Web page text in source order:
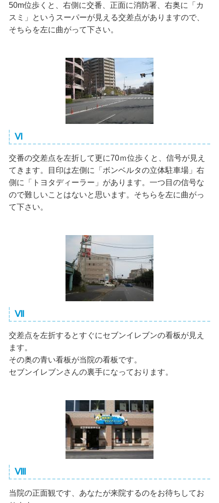
50m位歩くと、右側に交番、正面に消防署、右奥に「カ
スミ」というスーパーが見える交差点がありますので、
そちらを左に曲がって下さい。
Ⅵ
交番の交差点を左折して更に70ｍ位歩くと、信号が見え
てきます。目印は左側に「ボンベルタの立体駐車場」右
側に「トヨタディーラー」があります。一つ目の信号な
ので難しいことはないと思います。そちらを左に曲がっ
て下さい。
Ⅶ
交差点を左折するとすぐにセブンイレブンの看板が見え
ます。
その奥の青い看板が当院の看板です。
セブンイレブンさんの裏手になっております。
Ⅷ
当院の正面観です、あなたが来院するのをお待ちしてお